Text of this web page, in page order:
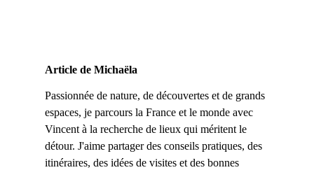
Article de Michaëla
Passionnée de nature, de découvertes et de grands
espaces, je parcours la France et le monde avec
Vincent à la recherche de lieux qui méritent le
détour. J'aime partager des conseils pratiques, des
itinéraires, des idées de visites et des bonnes